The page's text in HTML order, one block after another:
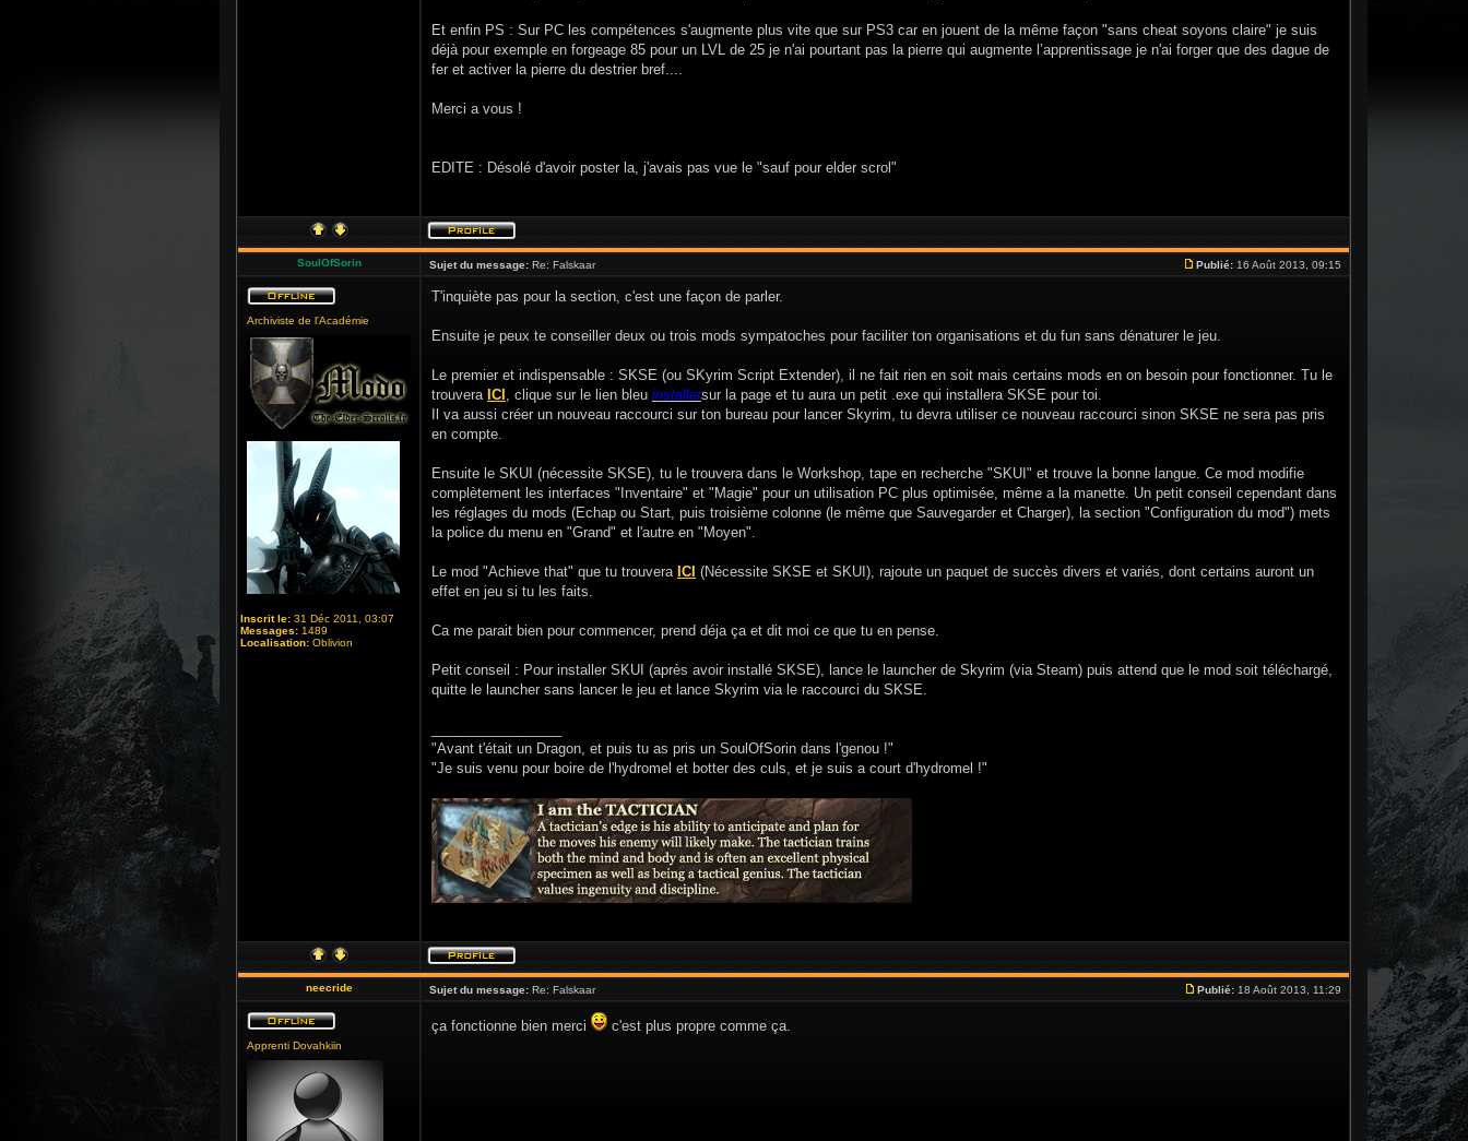
Et enfin PS : Sur PC les compétences s'augmente plus vite que sur PS3 car en jouent de la même façon "sans cheat soyons claire" je suis
déjà pour exemple en forgeage 85 pour un LVL de 25 je n'ai pourtant pas la pierre qui augmente l’apprentissage je n'ai forger que des dague de
fer et activer la pierre du destrier bref....
Merci a vous !
EDITE : Désolé d'avoir poster la, j'avais pas vue le "sauf pour elder scrol"
SoulOfSorin Sujet du message: Re: Falskaar Publié: 16 Août 2013, 09:15
Archiviste de l'Académie
Inscrit le: 31 Déc 2011, 03:07
Messages: 1489
Localisation: Oblivion
T'inquiète pas pour la section, c'est une façon de parler.
Ensuite je peux te conseiller deux ou trois mods sympatoches pour faciliter ton organisations et du fun sans dénaturer le jeu.
Le premier et indispensable : SKSE (ou SKyrim Script Extender), il ne fait rien en soit mais certains mods en on besoin pour fonctionner. Tu le
trouvera ICI , clique sur le lien bleu installersur la page et tu aura un petit .exe qui installera SKSE pour toi.
Il va aussi créer un nouveau raccourci sur ton bureau pour lancer Skyrim, tu devra utiliser ce nouveau raccourci sinon SKSE ne sera pas pris
en compte.
Ensuite le SKUI (nécessite SKSE), tu le trouvera dans le Workshop, tape en recherche "SKUI" et trouve la bonne langue. Ce mod modifie
complètement les interfaces "Inventaire" et "Magie" pour un utilisation PC plus optimisée, même a la manette. Un petit conseil cependant dans
les réglages du mods (Echap ou Start, puis troisième colonne (le même que Sauvegarder et Charger), la section "Configuration du mod") mets
la police du menu en "Grand" et l'autre en "Moyen".
Le mod "Achieve that" que tu trouvera ICI (Nécessite SKSE et SKUI), rajoute un paquet de succès divers et variés, dont certains auront un
effet en jeu si tu les faits.
Ca me parait bien pour commencer, prend déja ça et dit moi ce que tu en pense.
Petit conseil : Pour installer SKUI (après avoir installé SKSE), lance le launcher de Skyrim (via Steam) puis attend que le mod soit téléchargé,
quitte le launcher sans lancer le jeu et lance Skyrim via le raccourci du SKSE.
"Avant t'était un Dragon, et puis tu as pris un SoulOfSorin dans l'genou !"
"Je suis venu pour boire de l'hydromel et botter des culs, et je suis a court d'hydromel !"
neecride Sujet du message: Re: Falskaar Publié: 18 Août 2013, 11:29
Apprenti Dovahkiin
ça fonctionne bien merci c'est plus propre comme ça.